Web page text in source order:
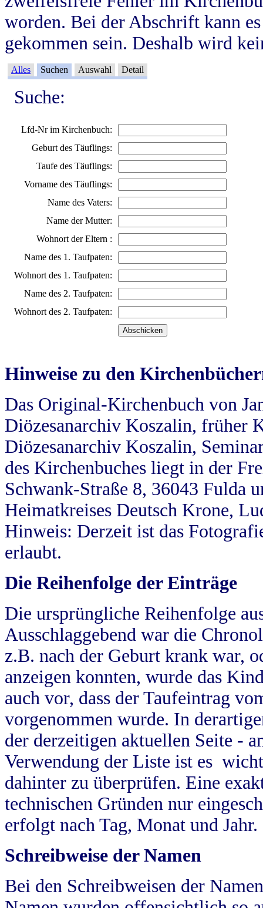
worden. Bei der Abschrift kann
gekommen sein. Deshalb wird
Alles Suchen Auswahl Detail
Suche:
Lfd-Nr im Kirchenbuch:
Geburt des Täuflings:
Taufe des Täuflings:
Vorname des Täuflings:
Name des Vaters:
Name der Mutter:
Wohnort der Eltern :
Name des 1. Taufpaten:
Wohnort des 1. Taufpaten:
Name des 2. Taufpaten:
Wohnort des 2. Taufpaten:
Hinweise zu den
Das Original-Kirchenbuch von
Diözesanarchiv Koszalin, früher
Diözesanarchiv Koszalin,
des Kirchenbuches liegt in der
Schwank-Straße 8, 36043 Fulda
Heimatkreises Deutsch Krone,
Hinweis: Derzeit ist das
erlaubt.
Die Reihenfolge der Einträge
Die ursprüngliche Reihenfolge
Ausschlaggebend war die
z.B. nach der Geburt krank war,
anzeigen konnten, wurde das
auch vor, dass der Taufeintrag
vorgenommen wurde. In
der derzeitigen aktuellen Seite -
Verwendung der Liste ist es
dahinter zu überprüfen. Eine
technischen Gründen nur
erfolgt nach Tag, Monat und Jahr.
Schreibweise der Namen
Bei den Schreibweisen der